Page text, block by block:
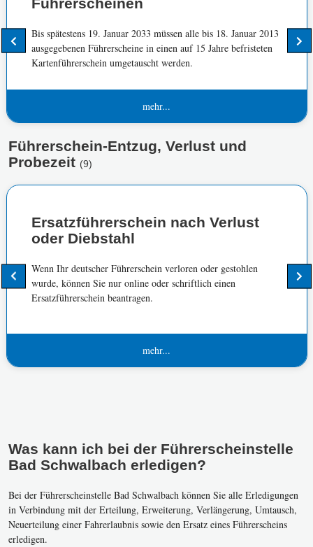
Bis spätestens 19. Januar 2033 müssen alle bis 18. Januar 2013
ausgegebenen Führerscheine in einen auf 15 Jahre befristeten
Kartenführerschein umgetauscht werden.
mehr...
Führerschein-Entzug, Verlust und
Probezeit (9)
Ersatzführerschein nach Verlust
oder Diebstahl
Wenn Ihr deutscher Führerschein verloren oder gestohlen
wurde, können Sie nur online oder schriftlich einen
Ersatzführerschein beantragen.
mehr...
Was kann ich bei der Führerscheinstelle
Bad Schwalbach erledigen?
Bei der Führerscheinstelle Bad Schwalbach können Sie alle Erledigungen
in Verbindung mit der Erteilung, Erweiterung, Verlängerung, Umtausch,
Neuerteilung einer Fahrerlaubnis sowie den Ersatz eines Führerscheins
erledigen.